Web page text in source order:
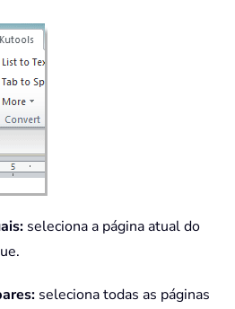
seleciona a página atual do
seleciona todas as páginas